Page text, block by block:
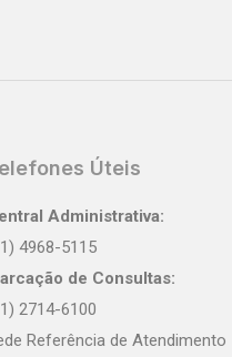
Úteis
Administrativa:
4968-5115
de Consultas:
2714-6100
Referência de Atendimento